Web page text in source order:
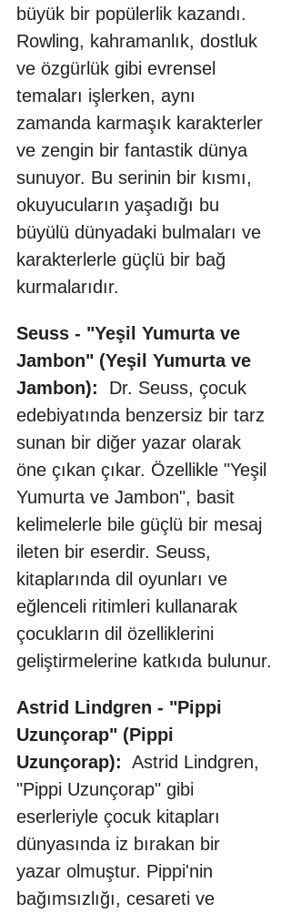
büyük bir popülerlik kazandı.
Rowling, kahramanlık, dostluk
ve özgürlük gibi evrensel
temaları işlerken, aynı
zamanda karmaşık karakterler
ve zengin bir fantastik dünya
sunuyor. Bu serinin bir kısmı,
okuyucuların yaşadığı bu
büyülü dünyadaki bulmaları ve
karakterlerle güçlü bir bağ
kurmalarıdır.
Seuss - "Yeşil Yumurta ve
Jambon" (Yeşil Yumurta ve
Jambon):
  Dr. Seuss, çocuk
edebiyatında benzersiz bir tarz
sunan bir diğer yazar olarak
öne çıkan çıkar. Özellikle "Yeşil
Yumurta ve Jambon", basit
kelimelerle bile güçlü bir mesaj
ileten bir eserdir. Seuss,
kitaplarında dil oyunları ve
eğlenceli ritimleri kullanarak
çocukların dil özelliklerini
geliştirmelerine katkıda bulunur.
Astrid Lindgren - "Pippi
Uzunçorap" (Pippi
Uzunçorap):
  Astrid Lindgren,
"Pippi Uzunçorap" gibi
eserleriyle çocuk kitapları
dünyasında iz bırakan bir
yazar olmuştur. Pippi'nin
bağımsızlığı, cesareti ve